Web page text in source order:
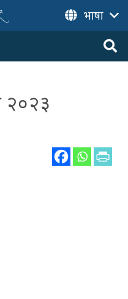
भाषा
२०२३